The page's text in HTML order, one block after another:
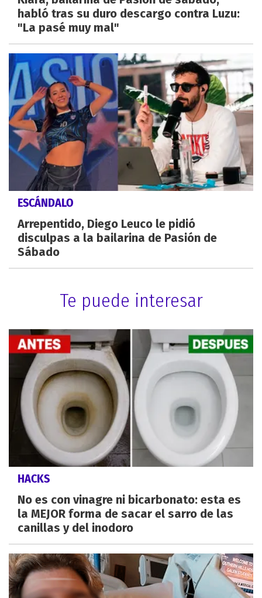
habló tras su duro descargo contra Luzu:
"La pasé muy mal"
ESCÁNDALO
Arrepentido, Diego Leuco le pidió
disculpas a la bailarina de Pasión de
Sábado
Te puede interesar
HACKS
No es con vinagre ni bicarbonato: esta es
la MEJOR forma de sacar el sarro de las
canillas y del inodoro